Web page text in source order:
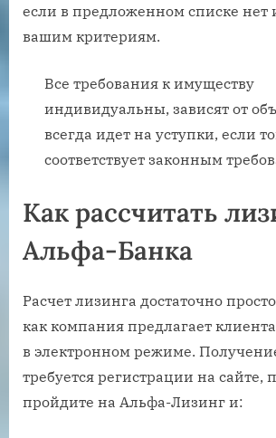
если в предложенном списке нет
вашим критериям.
Все требования к имуществу
индивидуальны, зависят от
всегда идет на уступки, если
соответствует законным
Как рассчитать
Альфа-Банка
Расчет лизинга достаточно
как компания предлагает
в электронном режиме.
требуется регистрации на сайте,
пройдите на Альфа-Лизинг и: